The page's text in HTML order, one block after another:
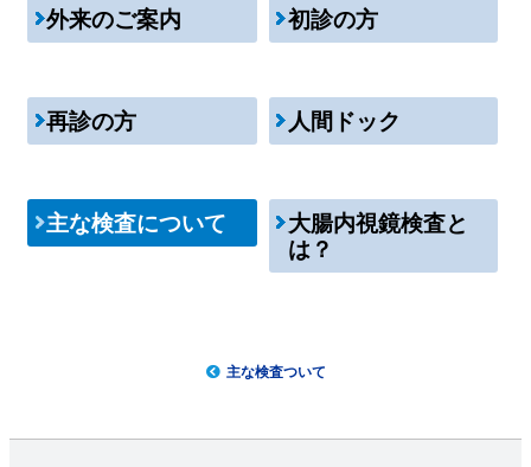
外来のご案内 初診の方
再診の方 人間ドック
主な検査について
大腸内視鏡検査と
は？
主な検査ついて